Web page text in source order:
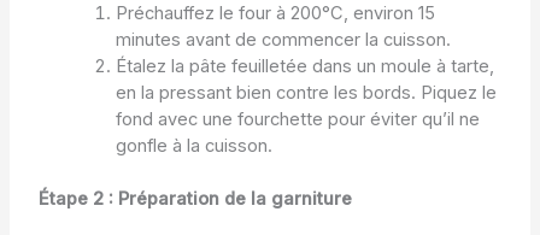
Préchauffez le four à 200°C, environ 15
minutes avant de commencer la cuisson.
Étalez la pâte feuilletée dans un moule à tarte,
en la pressant bien contre les bords. Piquez le
fond avec une fourchette pour éviter qu’il ne
gonfle à la cuisson.
Étape 2 : Préparation de la garniture